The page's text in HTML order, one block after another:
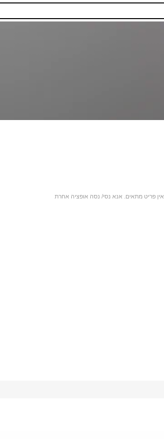
אין פריט מתאים. אנא נסי/ נסה אופציה אחרת